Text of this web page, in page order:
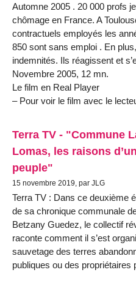
Automne 2005 . 20 000 profs
chômage en France. A
contractuels employés les
850 sont sans emploi . En
indemnités. Ils réagissent et
Novembre 2005, 12 mn.
Le film en Real Player
– Pour voir le film avec le
Terra TV - "Commune
Lomas, les raisons d’un
peuple"
15 novembre 2019, par JLG
Terra TV : Dans ce deuxième
de sa chronique communale
Betzany Guedez, le collectif
raconte comment il s’est
sauvetage des terres
publiques ou des propriétaires